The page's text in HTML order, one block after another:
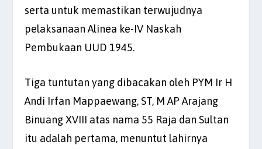
serta untuk memastikan terwujudnya
pelaksanaan Alinea ke-IV Naskah
Pembukaan UUD 1945.
Tiga tuntutan yang dibacakan oleh PYM Ir H
Andi Irfan Mappaewang, ST, M AP Arajang
Binuang XVIII atas nama 55 Raja dan Sultan
itu adalah pertama, menuntut lahirnya